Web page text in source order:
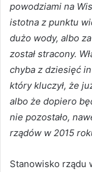
powodziami na
istotna z punktu
dużo wody, albo
został stracony.
chyba z dziesięć
który kluczył, że
albo że dopiero
nie pozostało,
rządów w 2015
Stanowisko rządu